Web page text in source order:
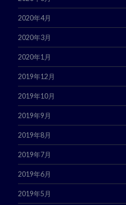
2020年4月
2020年3月
2020年1月
2019年12月
2019年10月
2019年9月
2019年8月
2019年7月
2019年6月
2019年5月